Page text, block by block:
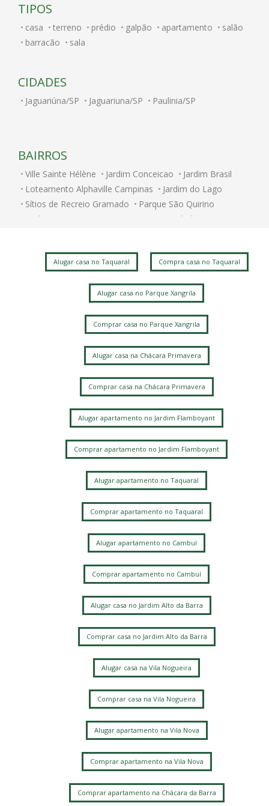
TIPOS
casa terreno prédio galpão apartamento
salão
barracão
sala
CIDADES
Jaguariúna/SP Jaguariuna/SP Paulinia/SP
BAIRROS
Ville Sainte Hélène Jardim Conceicao
Jardim Brasil
Loteamento Alphaville Campinas
Jardim do Lago
Sítios de Recreio Gramado
Parque São Quirino
Jardim Itatinga
Cambuí
Jardim dos Oliveiras
Jardim do Trevo
Taquaral
Parque Xangrilá
Jardim Bom Retiro
Jardim Santa Genebra
Alugar casa no Taquaral Compra casa no Taquaral
Alugar casa no Parque Xangrila
Comprar casa no Parque Xangrila
Alugar casa na Chácara Primavera
Comprar casa na Chácara Primavera
Alugar apartamento no Jardim Flamboyant
Comprar apartamento no Jardim Flamboyant
Alugar apartamento no Taquaral
Comprar apartamento no Taquaral
Alugar apartamento no Cambuí
Comprar apartamento no Cambuí
Alugar casa no Jardim Alto da Barra
Comprar casa no Jardim Alto da Barra
Alugar casa na Vila Nogueira
Comprar casa na Vila Nogueira
Alugar apartamento na Vila Nova
Comprar apartamento na Vila Nova
Comprar apartamento na Chácara da Barra